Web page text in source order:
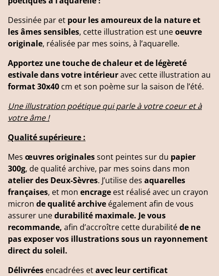
Dessinée par et pour les amoureux de la nature et
les âmes sensibles, cette illustration est uneoeuvre
originale, réalisée par mes soins, à l’aquarelle.
Apportez une touche de chaleur et de légèreté
estivale dans votre intérieuravec cette illustration au
format 30x40 cm et son poème sur la saison de l’été.
Une illustration poétique qui parle à votre coeur et à
votre âme !
Qualité supérieure :
Mes œuvres originalessont peintes sur du papier
300g, de qualité archive, par mes soins dans mon
atelier des Deux-Sèvres. J’utilise des aquarelles
françaises, et mon encrage est réalisé avec un crayon
micron de qualité archive également afin de vous
assurer unedurabilité maximale. Je vous
recommande, afin d’accroître cette durabilitéde ne
pas exposer vos illustrations sous un rayonnement
direct du soleil.
Délivrées encadrées etavec leur certificat